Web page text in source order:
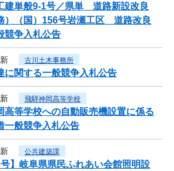
建単般9-1号／県単 道路新設改良
）（国）156号岩瀬工区 道路改良
競争入札公告
古川土木事務所
に関する一般競争入札公告
飛騨神岡高等学校
高等学校への自動販売機設置に係る
一般競争入札公告
公共建築課
号】岐阜県県民ふれあい会館照明設